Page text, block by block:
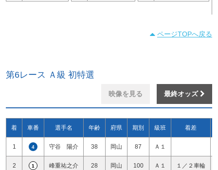
ページTOPへ戻る
第6レース Ａ級 初特選
映像を見る 最終オッズ
着 車番 選手名 年齢 府県 期別 級班 着差
1 4 守谷 陽介 38 岡山 87 Ａ１
2 1 峰重祐之介 28 岡山 100 Ａ１ １／２車輪